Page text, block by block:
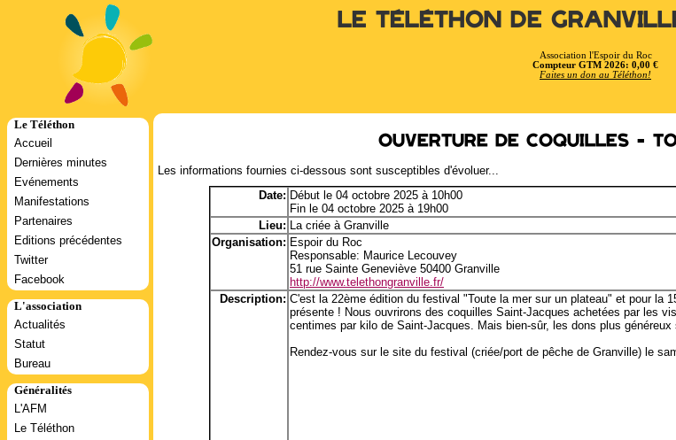
Le Téléthon de
Association l'Espoir du Roc
Compteur GTM 2026: 0,00 €
Faites un don au Téléthon!
Le Téléthon
Accueil
Dernières minutes
Evénements
Manifestations
Partenaires
Editions précédentes
Twitter
Facebook
L'association
Actualités
Statut
Bureau
Généralités
L'AFM
Le Téléthon
Ouverture de coquilles -
Les informations fournies ci-dessous sont susceptibles d'évoluer...
Date: Début le 04 octobre 2025 à 10h00
Fin le 04 octobre 2025 à 19h00
Lieu: La criée à Granville
Organisation: Espoir du Roc
Responsable: Maurice Lecouvey
51 rue Sainte Geneviève 50400 Granville
http://www.telethongranville.fr/
Description: C'est la 22ème édition du festival "Toute la mer sur un plateau" et pour la
présente ! Nous ouvrirons des coquilles Saint-Jacques achetées par les
centimes par kilo de Saint-Jacques. Mais bien-sûr, les dons plus
Rendez-vous sur le site du festival (criée/port de pêche de Granville) le